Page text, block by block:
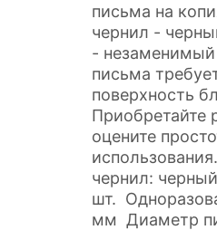
письма на
чернил -
-
письма
поверхность
Приобретайте
оцените
чернил:
шт.
мм Диаметр